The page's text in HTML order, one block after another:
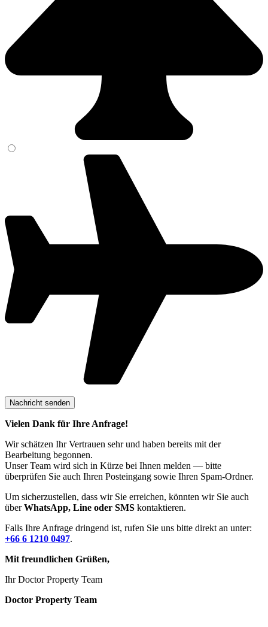
Vielen Dank für Ihre Anfrage!
Wir schätzen Ihr Vertrauen sehr und haben bereits mit der
Bearbeitung begonnen.
Unser Team wird sich in Kürze bei Ihnen melden — bitte
überprüfen Sie auch Ihren Posteingang sowie Ihren Spam-Ordner.
Um sicherzustellen, dass wir Sie erreichen, könnten wir Sie auch
überWhatsApp, Line oder SMS kontaktieren.
Falls Ihre Anfrage dringend ist, rufen Sie uns bitte direkt an unter:
+66 6 1210 0497.
Mit freundlichen Grüßen,
Ihr Doctor Property Team
Doctor Property Team